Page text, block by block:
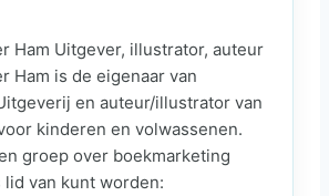
Ham Uitgever, illustrator, auteur
Ham is de eigenaar van
en auteur/illustrator van
kinderen en volwassenen.
groep over boekmarketing
van kunt worden: